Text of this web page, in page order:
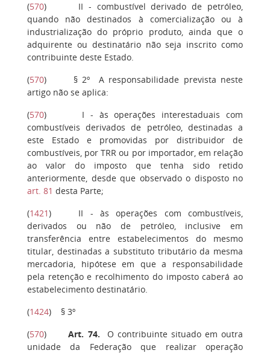
(570) II - combustível derivado de petróleo,
quando não destinados à comercialização ou à
industrialização do próprio produto, ainda que o
adquirente ou destinatário não seja inscrito como
contribuinte deste Estado.
(570) § 2º
A responsabilidade prevista neste
artigo não se aplica:
(570) I - às operações interestaduais com
combustíveis derivados de petróleo, destinadas a
este Estado e promovidas por distribuidor de
combustíveis, por TRR ou por importador, em relação
ao valor do imposto que tenha sido retido
anteriormente, desde que observado o disposto no
art. 81 desta Parte;
(1421) II - às operações com combustíveis,
derivados ou não de petróleo, inclusive em
transferência entre estabelecimentos do mesmo
titular, destinadas a substituto tributário da mesma
mercadoria, hipótese em que a responsabilidade
pela retenção e recolhimento do imposto caberá ao
estabelecimento destinatário.
(1424) § 3º
(570)Art. 74.
O contribuinte situado em outra
unidade da Federação que realizar operação